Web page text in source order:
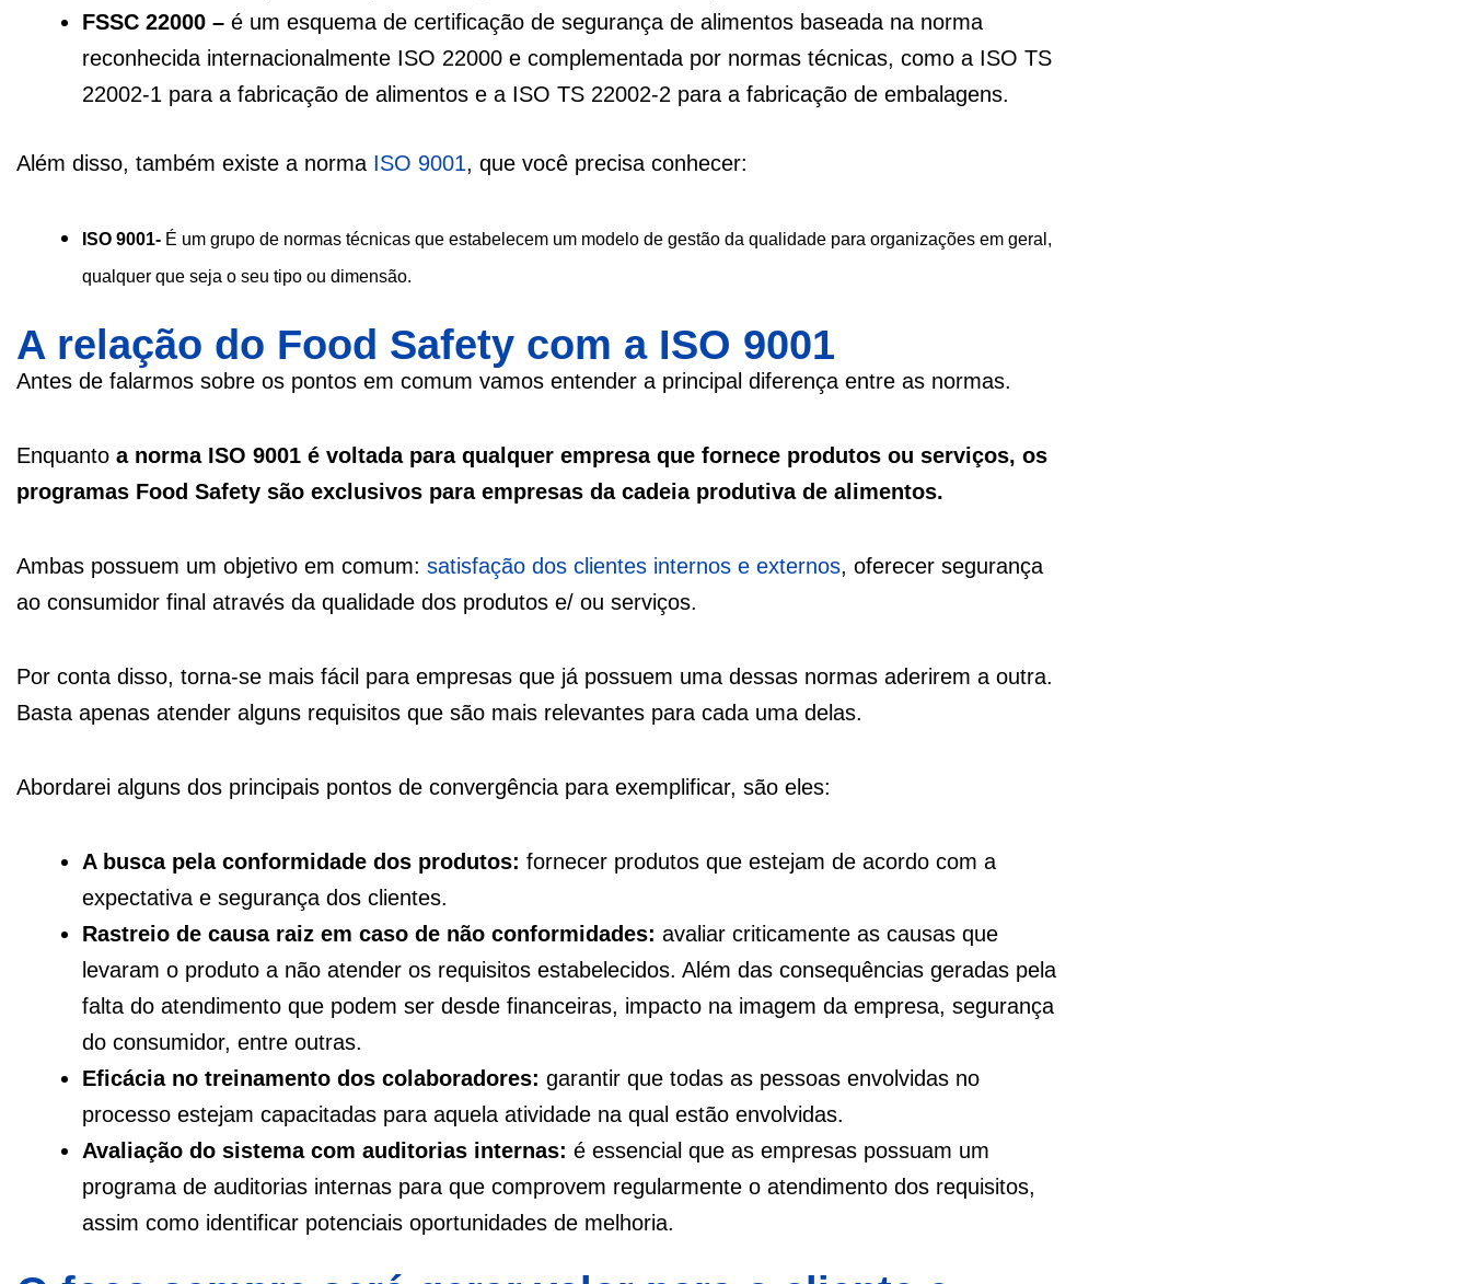
FSSC 22000 – é um esquema de certificação de segurança de alimentos baseada na norma
reconhecida internacionalmente ISO 22000 e complementada por normas técnicas, como a ISO TS
22002-1 para a fabricação de alimentos e a ISO TS 22002-2 para a fabricação de embalagens.
Além disso, também existe a norma ISO 9001, que você precisa conhecer:
ISO 9001- É um grupo de normas técnicas que estabelecem um modelo de gestão da qualidade para organizações em geral,
qualquer que seja o seu tipo ou dimensão.
A relação do Food Safety com a ISO 9001
Antes de falarmos sobre os pontos em comum vamos entender a principal diferença entre as normas.
Enquanto a norma ISO 9001 é voltada para qualquer empresa que fornece produtos ou serviços, os
programas Food Safety são exclusivos para empresas da cadeia produtiva de alimentos.
Ambas possuem um objetivo em comum: satisfação dos clientes internos e externos, oferecer segurança
ao consumidor final através da qualidade dos produtos e/ ou serviços.
Por conta disso, torna-se mais fácil para empresas que já possuem uma dessas normas aderirem a outra.
Basta apenas atender alguns requisitos que são mais relevantes para cada uma delas.
Abordarei alguns dos principais pontos de convergência para exemplificar, são eles:
A busca pela conformidade dos produtos: fornecer produtos que estejam de acordo com a
expectativa e segurança dos clientes.
Rastreio de causa raiz em caso de não conformidades: avaliar criticamente as causas que
levaram o produto a não atender os requisitos estabelecidos. Além das consequências geradas pela
falta do atendimento que podem ser desde financeiras, impacto na imagem da empresa, segurança
do consumidor, entre outras.
Eficácia no treinamento dos colaboradores: garantir que todas as pessoas envolvidas no
processo estejam capacitadas para aquela atividade na qual estão envolvidas.
Avaliação do sistema com auditorias internas: é essencial que as empresas possuam um
programa de auditorias internas para que comprovem regularmente o atendimento dos requisitos,
assim como identificar potenciais oportunidades de melhoria.